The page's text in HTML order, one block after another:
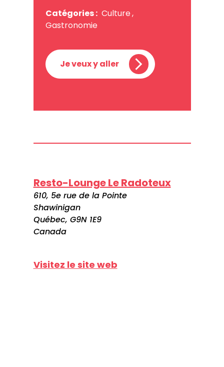
Catégories : Culture,
Gastronomie
Je veux y aller
Resto-Lounge Le Radoteux
610, 5e rue de la Pointe
Shawinigan
Québec, G9N 1E9
Canada
Visitez le site web